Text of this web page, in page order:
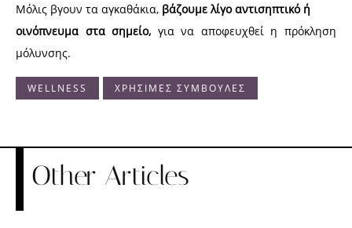
Μόλις βγουν τα αγκαθάκια, βάζουμε λίγο αντισηπτικό ή
οινόπνευμα στα σημείο, για να αποφευχθεί η πρόκληση
μόλυνσης.
WELLNESS ΧΡΗΣΙΜΕΣ ΣΥΜΒΟΥΛΕΣ
Other Articles